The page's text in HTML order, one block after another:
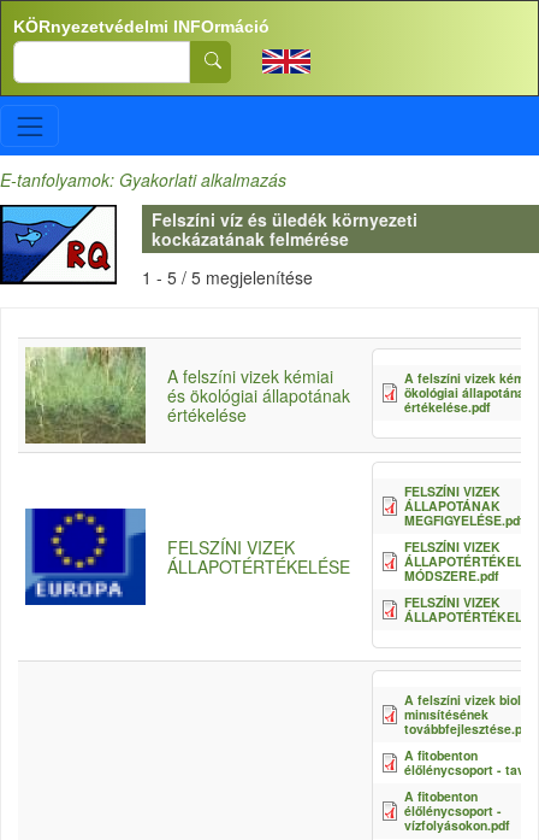
Ugrás a tartalomra
KÖRnyezetvédelmi INFOrmáció
Search
E-tanfolyamok: Gyakorlati alkalmazás
Felszíni víz és üledék környezeti
kockázatának felmérése
1 - 5 / 5 megjelenítése
A felszíni vizek kémiai
és ökológiai állapotának
értékelése
A felszíni vizek
ökológiai állapotának
értékelése.pdf
FELSZÍNI VIZEK
ÁLLAPOTÉRTÉKELÉSE
FELSZÍNI VIZEK
ÁLLAPOTÁNAK
MEGFIGYELÉSE.pdf
FELSZÍNI VIZEK
MÓDSZERE.pdf
FELSZÍNI VIZEK
A felszíni vizek
minısítésének
továbbfejlesztése.pdf
A fitobenton
élőlénycsoport -
A fitobenton
élőlénycsoport -
vízfolyásokon.pdf